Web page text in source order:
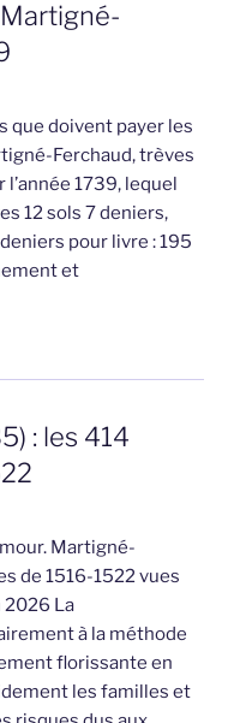
que doivent payer les
Ferchaud, trèves
1739, lequel
12 sols 7 deniers,
pour livre : 195
et
: les 414
Martigné-
de 1516-1522 vues
2026 La
à la méthode
florissante en
les familles et